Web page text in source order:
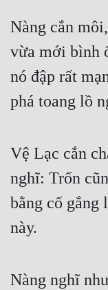
Nàng cắn
vừa mới bình
nó đập rất
phá toang lồ
Vệ Lạc cắn
nghĩ: Trốn
bằng cố gắng
này.
Nàng nghĩ